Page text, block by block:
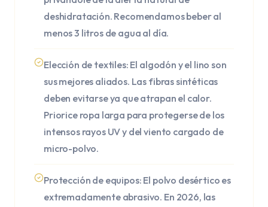
deshidratación. Recomendamos beber al
menos 3 litros de agua al día.
Elección de textiles: El algodón y el lino son
sus mejores aliados. Las fibras sintéticas
deben evitarse ya que atrapan el calor.
Priorice ropa larga para protegerse de los
intensos rayos UV y del viento cargado de
micro-polvo.
Protección de equipos: El polvo desértico es
extremadamente abrasivo. En 2026, las